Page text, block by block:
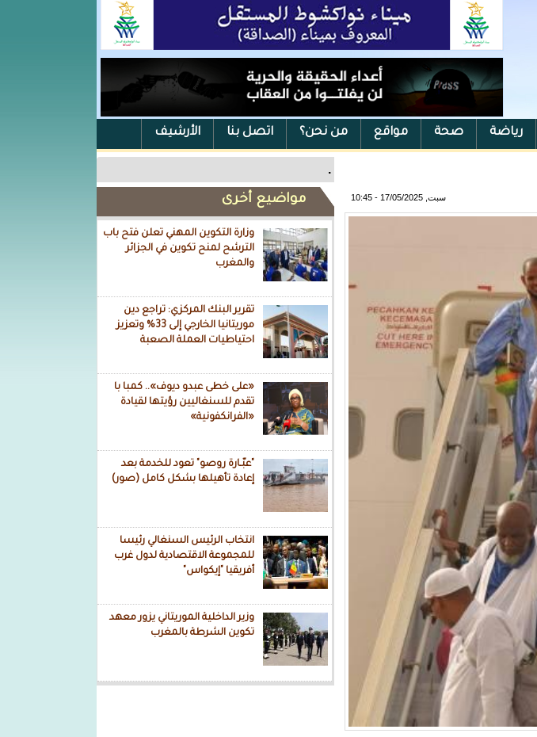
رياضة صحة مواقع من نحن؟ اتصل بنا الأرشيف
.
مواضيع أخرى
وزارة التكوين المهني تعلن فتح باب
الترشح لمنح تكوين في الجزائر
والمغرب
تقرير البنك المركزي: تراجع دين
موريتانيا الخارجي إلى 33% وتعزيز
احتياطيات العملة الصعبة
«على خطى عبدو ديوف».. كمبا با
تقدم للسنغاليين رؤيتها لقيادة
«الفرانكفونية»
"عبّـارة روصو" تعود للخدمة بعد
إعادة تأهيلها بشكل كامل (صور)
انتخاب الرئيس السنغالي رئيسا
للمجموعة الاقتصادية لدول غرب
أفريقيا "إيكواس"
وزير الداخلية الموريتاني يزور معهد
تكوين الشرطة بالمغرب
سبت, 17/05/2025 - 10:45